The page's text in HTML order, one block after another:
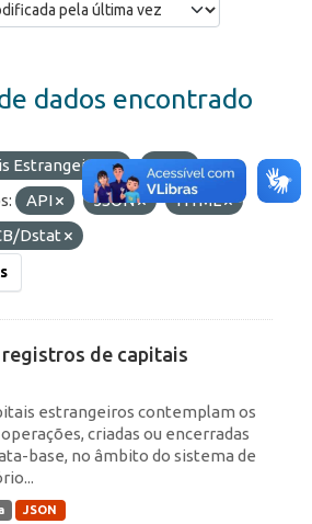
dados encontrado
Estrangeiros
IED
API JSON
HTML
Dstat
de capitais
estrangeiros contemplam os
criadas ou encerradas
base, no âmbito do sistema de
JSON